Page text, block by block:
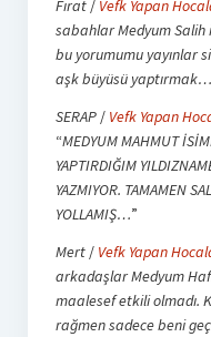
Fırat/ Vefk Yapan
sabahlar Medyum Salih
bu yorumumu yayınlar
aşk büyüsü yaptırmak…
SERAP/ Vefk Yapan
“MEDYUM MAHMUT
YAPTIRDIĞIM
YAZMIYOR. TAMAMEN
YOLLAMIŞ…”
Mert/ Vefk Yapan
arkadaşlar Medyum
maalesef etkili olmadı.
rağmen sadece beni